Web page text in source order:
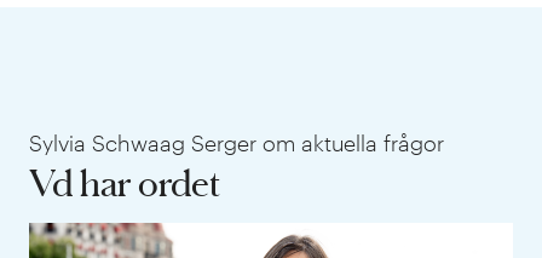
Sylvia Schwaag Serger om aktuella frågor
Vd har ordet